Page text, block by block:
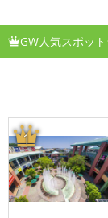
GW人気スポッ
1